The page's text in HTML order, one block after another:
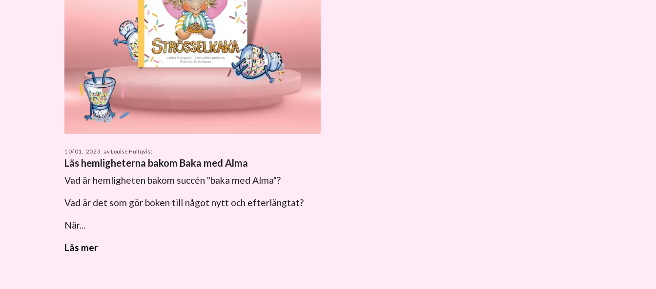
10/01, 2023 av Louise Hultqvist
Läs hemligheterna bakom Baka med Alma
Vad är hemligheten bakom succén "baka med Alma"?
Vad är det som gör boken till något nytt och efterlängtat?
När...
Läs mer